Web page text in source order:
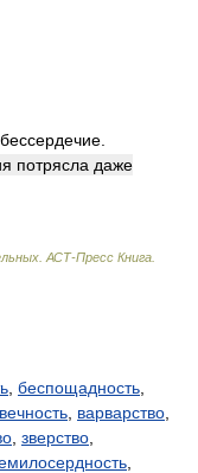
бессердечие.
потрясла даже
АСТ-Пресс Книга
беспощадность
варварство
зверство